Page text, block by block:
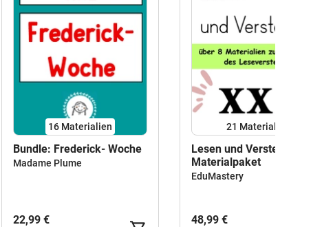
16 Materialien
Bundle: Frederick- Woche
Madame Plume
22,99 €
21 Materialien
Lesen und Verstehen XXL
Materialpaket
EduMastery
48,99 €